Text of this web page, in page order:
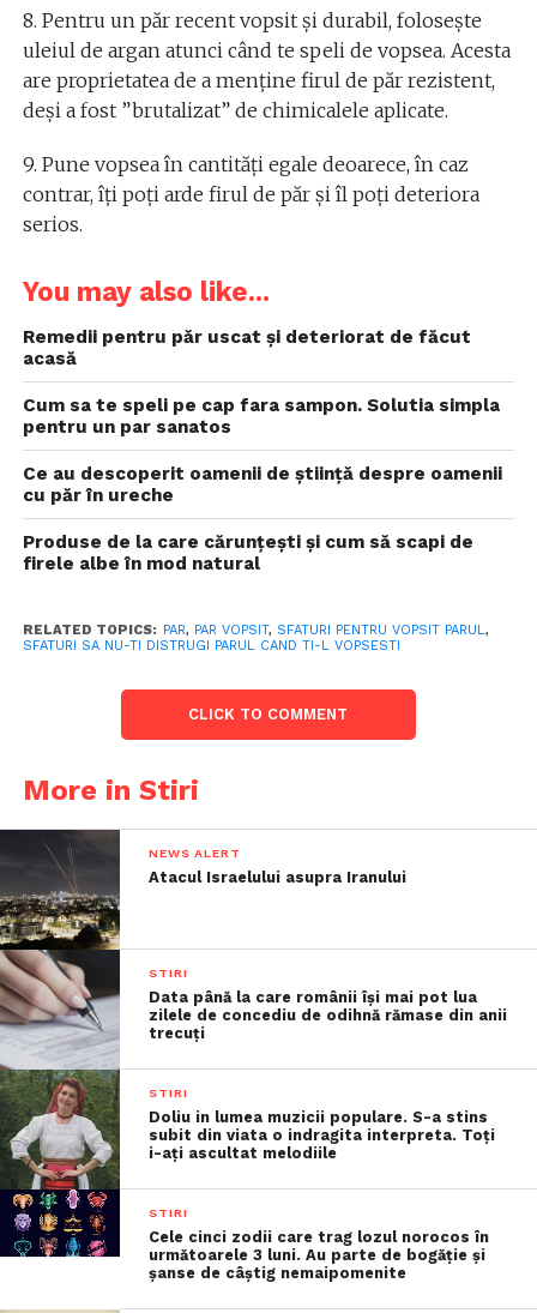
8. Pentru un păr recent vopsit și durabil, folosește
uleiul de argan atunci când te speli de vopsea. Acesta
are proprietatea de a menține firul de păr rezistent,
deși a fost ”brutalizat” de chimicalele aplicate.
9. Pune vopsea în cantități egale deoarece, în caz
contrar, îți poți arde firul de păr și îl poți deteriora
serios.
You may also like...
Remedii pentru păr uscat și deteriorat de făcut
acasă
Cum sa te speli pe cap fara sampon. Solutia simpla
pentru un par sanatos
Ce au descoperit oamenii de știință despre oamenii
cu păr în ureche
Produse de la care cărunțești și cum să scapi de
firele albe în mod natural
RELATED TOPICS: PAR, PAR VOPSIT, SFATURI PENTRU VOPSIT PARUL,
SFATURI SA NU-TI DISTRUGI PARUL CAND TI-L VOPSESTI
CLICK TO COMMENT
More in Stiri
NEWS ALERT
Atacul Israelului asupra Iranului
STIRI
Data până la care românii îşi mai pot lua
zilele de concediu de odihnă rămase din anii
trecuţi
STIRI
Doliu in lumea muzicii populare. S-a stins
subit din viata o indragita interpreta. Toți
i-ați ascultat melodiile
STIRI
Cele cinci zodii care trag lozul norocos în
următoarele 3 luni. Au parte de bogăție și
șanse de câștig nemaipomenite